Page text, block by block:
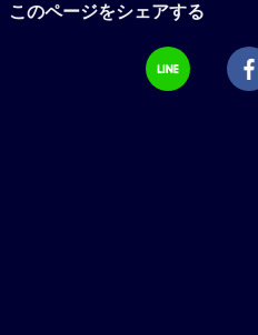
このページをシェアする